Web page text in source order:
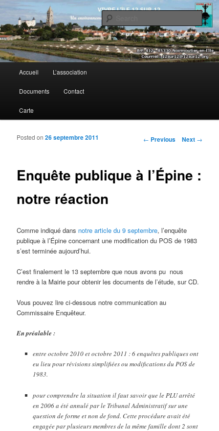
Vivre l’île 12 sur 12
Skip to primary content
Skip to secondary content
Accueil L’association
Documents Contact
Carte
Post navigation
← Previous Next →
Enquête publique à l’Épine :
notre réaction
Posted on26 septembre 2011
Comme indiqué dans notre article du 9 septembre, l’enquête
publique à l’Épine concernant une modification du POS de 1983
s’est terminée aujourd’hui.
C’est finalement le 13 septembre que nous avons pu nous
rendre à la Mairie pour obtenir les documents de l’étude, sur CD.
Vous pouvez lire ci-dessous notre communication au
Commissaire Enquêteur.
En préalable :
entre octobre 2010 et octobre 2011 : 6 enquêtes publiques ont
eu lieu pour révisions simplifiées ou modifications du POS de
1983.
pour comprendre la situation il faut savoir que le PLU arrêté
en 2006 a été annulé par le Tribunal Administratif sur une
question de forme et non de fond. Cette procédure avait été
engagée par plusieurs membres de la même famille dont 2 sont